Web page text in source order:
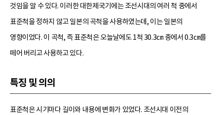
것임을 알 수 있다. 이러한 대한제국기에는 조선시대의 여러 척 중에서
표준척을 정하지 않고 일본의 곡척을 사용하였는데, 이는 일본의
영향이었다. 이 곡척, 즉 표준척은 오늘날에도 1척 30.3㎝ 중에서 0.3㎝를
떼어 버리고 사용하고 있다.
특징 및 의의
표준척은 시기마다 길이와 내용에 변화가 있었다. 조선시대 이전의